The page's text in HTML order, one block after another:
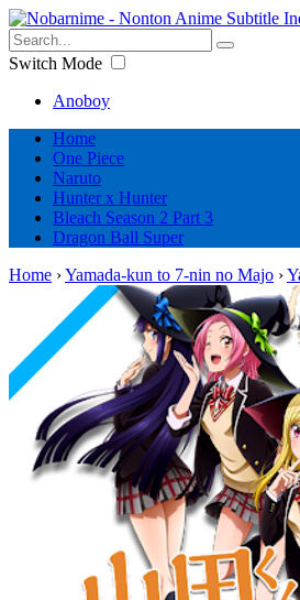
Switch Mode
Anoboy
Home
One Piece
Naruto
Hunter x Hunter
Bleach Season 2 Part 3
Dragon Ball Super
Home ›Yamada-kun to 7-nin no Majo ›